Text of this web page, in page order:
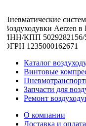
Aerzen в
КПП 5029282156/
1235000162671
Каталог
Винтовые
Запчасти для
Ремонт
О компании
Доставка и оплата